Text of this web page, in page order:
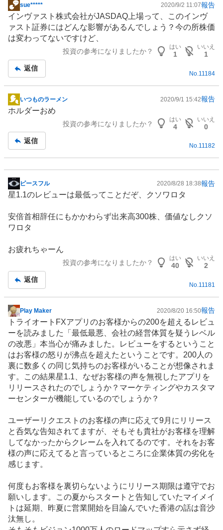
掲
示
板
記
sue***** 2020/9/2 11:07報告
インヴァスト株式会社がJASDAQ上場って、このインヴ
ァスト証券にはどんな影響があるんでしょう？今の所株価
は変わってないですけど、
投資の参考になりましたか？
はい
1
いいえ
1
返信
No. 11184
掲
示
事
いつものラーメン 2020/9/1 15:42報告
ホルダーおめ
投資の参考になりましたか？
はい
4
いいえ
0
返信
No.11182
掲
示
記
事
ピースフル 2020/8/28 18:38報告
星1.1のレビューは最低ってことだぞ、クソワロタ
安倍首相辞任にもかかわらず出来高300株、価値なしクソ
ワロタ
お疲れちゃーん
投資の参考になりましたか？
はい
40
いいえ
2
返信
No. 11181
掲
示
記
事
Play Maker 2020/8/20 16:50報告
トライオートFXアプリのお客様からの200を超えるレビュ
ーを読みました「最低最悪、会社の経営体質を疑うレベル
の改悪」本当心が痛みました。レビューをするということ
はお客様の怒りが沸点を超えたということです。200人の
裏に数多くの同じ気持ちのお客様がいることが想像されま
す。この結果星1.1、なぜお客様の声を無視したアプリを
リリースされたのでしょうか？マーケティングやカスタマ
ーセンターが機能しているのでしょうか？
ユーザーリクエストのお客様の声に応えて9月にリリース
と呑気な告知されてますが、そもそも貴社がお客様を理解
してなかったからクレームを入れてるのです。それをお客
様の声に応えてると言っているところに企業体質の劣化を
感じます。
何度もお客様を裏切らないようにリリース期限は遵守でお
願いします。この夏からスタートと告知していたマイメイ
トは延期、昨夏に営業開始を目論んでいた香港の話は音沙
汰無し。